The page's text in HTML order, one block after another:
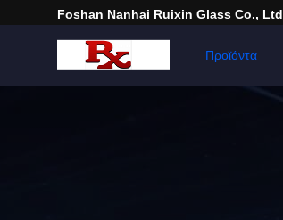
Foshan Nanhai Ruixin Glass Co., Ltd
Προϊόντα